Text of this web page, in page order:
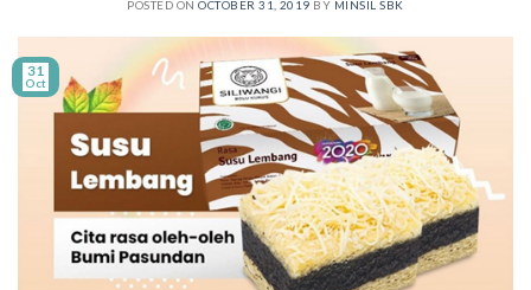
POSTED ONOCTOBER 31, 2019 BY MINSIL SBK
31
Oct